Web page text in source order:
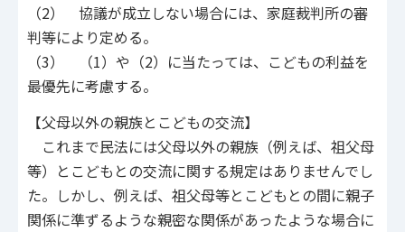
（2） 協議が成立しない場合には、家庭裁判所の審
判等により定める。
（3） （1）や（2）に当たっては、こどもの利益を
最優先に考慮する。
【父母以外の親族とこどもの交流】
これまで民法には父母以外の親族（例えば、祖父母
等）とこどもとの交流に関する規定はありませんでし
た。しかし、例えば、祖父母等とこどもとの間に親子
関係に準ずるような親密な関係があったような場合に